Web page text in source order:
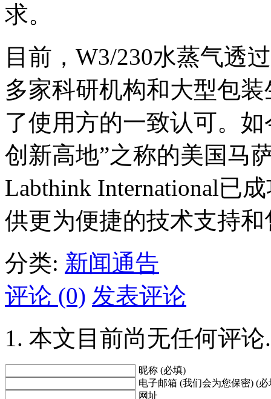
求。
目前，W3/230水蒸气透
多家科研机构和大型包
了使用方的一致认可。
创新高地”之称的美国马
Labthink International已
供更为便捷的技术支持
分类: 新闻通告
评论 (0) 发表评论
本文目前尚无任何评论.
昵称 (必填)
电子邮箱 (我们会为您保密) (必
网址